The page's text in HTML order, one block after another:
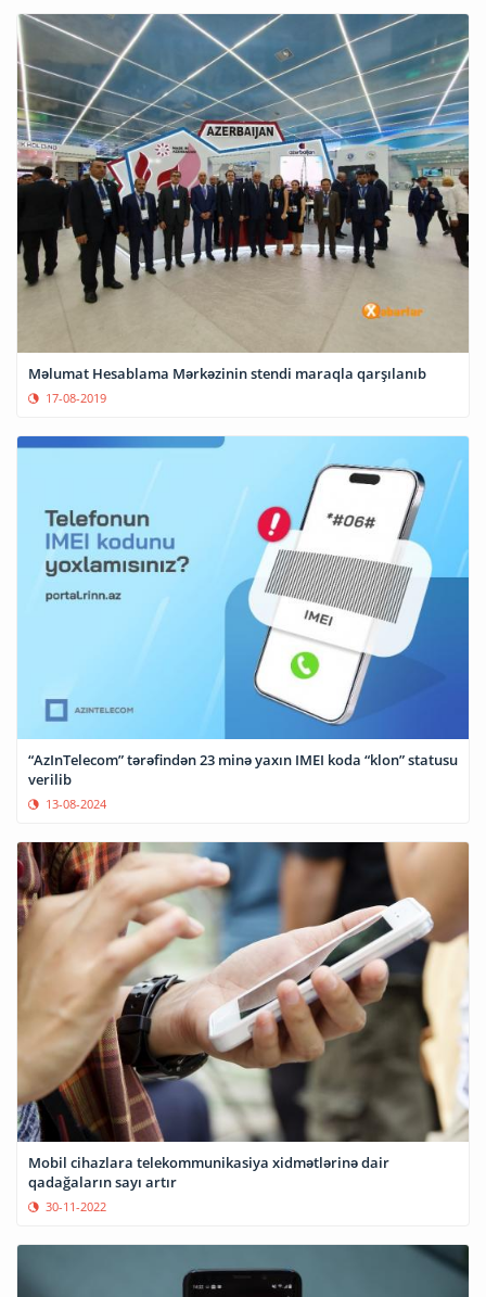
Məlumat Hesablama Mərkəzinin stendi maraqla qarşılanıb
17-08-2019
“AzInTelecom” tərəfindən 23 minə yaxın IMEI koda “klon” statusu
verilib
13-08-2024
Mobil cihazlara telekommunikasiya xidmətlərinə dair
qadağaların sayı artır
30-11-2022